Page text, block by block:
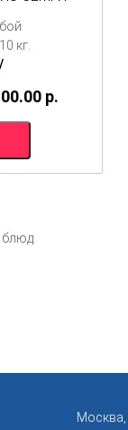
кг.
p.
Москва